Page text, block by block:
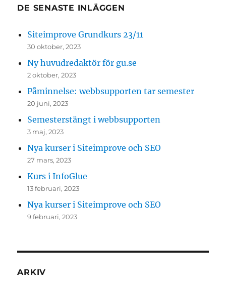
DE SENASTE INLÄGGEN
Siteimprove Grundkurs 23/11
30 oktober, 2023
Ny huvudredaktör för gu.se
2 oktober, 2023
Påminnelse: webbsupporten tar semester
20 juni, 2023
Semesterstängt i webbsupporten
3 maj, 2023
Nya kurser i Siteimprove och SEO
27 mars, 2023
Kurs i InfoGlue
13 februari, 2023
Nya kurser i Siteimprove och SEO
9 februari, 2023
ARKIV